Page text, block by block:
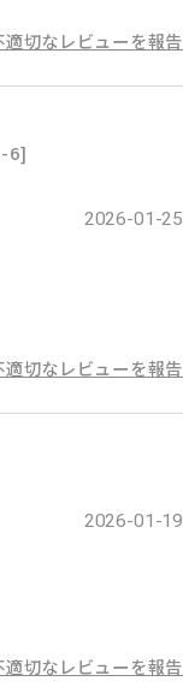
適切なレビューを報告
6]
2026-01-25
適切なレビューを報告
2026-01-19
適切なレビューを報告